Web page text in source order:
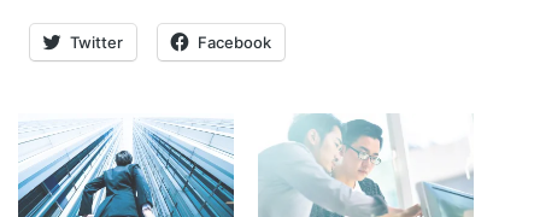
Twitter Facebook